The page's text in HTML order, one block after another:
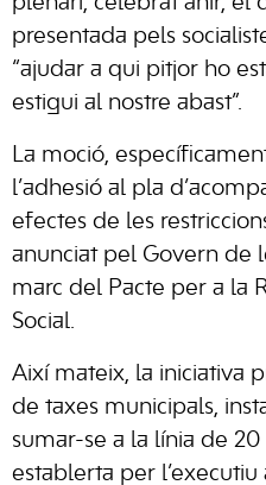
presentada pels
“ajudar a qui pitjor ho
estigui al nostre abast”.
La moció,
l’adhesió al pla
efectes de les
anunciat pel Govern de
marc del Pacte per a la
Social.
Així mateix, la iniciativa
de taxes municipals,
sumar-se a la línia de 20
establerta per